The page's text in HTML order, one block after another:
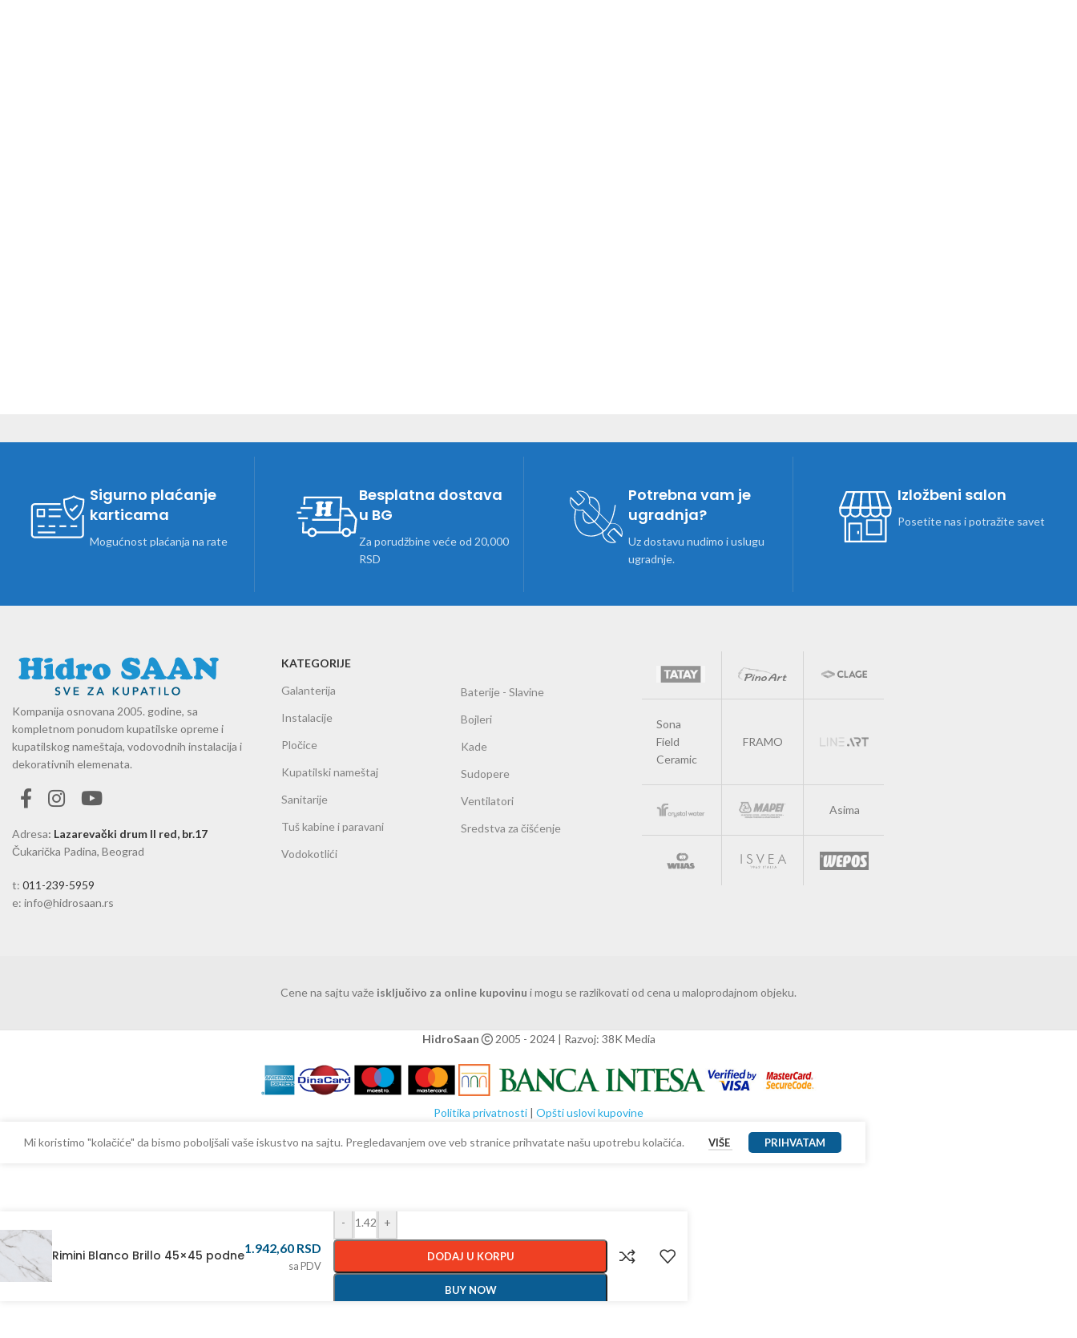
Sigurno plaćanje
karticama
Mogućnost plaćanja na rate
Besplatna dostava
u BG
Za porudžbine veće od 20,000
RSD
Potrebna vam je
ugradnja?
Uz dostavu nudimo i uslugu
ugradnje.
Izložbeni salon
Posetite nas i potražite savet
Kompanija osnovana 2005. godine, sa
kompletnom ponudom kupatilske opreme i
kupatilskog nameštaja, vodovodnih instalacija i
dekorativnih elemenata.
Adresa: Lazarevački drum II red, br.17
Čukarička Padina, Beograd
t: 011-239-5959
e: info@hidrosaan.rs
KATEGORIJE
Galanterija
Instalacije
Pločice
Kupatilski nameštaj
Sanitarije
Tuš kabine i paravani
Vodokotlići
Baterije - Slavine
Bojleri
Kade
Sudopere
Ventilatori
Sredstva za čišćenje
Sona
Field
Ceramic
FRAMO
Asima
Cene na sajtu važe isključivo za online kupovinu i mogu se razlikovati od cena u maloprodajnom objeku.
HidroSaan 2005 - 2024 | Razvoj: 38K Media
Politika privatnosti | Opšti uslovi kupovine
Mi koristimo "kolačiće" da bismo poboljšali vaše iskustvo na sajtu. Pregledavanjem ove veb stranice prihvatate našu upotrebu kolačića. VIŠE PRIHVATAM
Rimini Blanco Brillo 45×45 podne1.942,60 RSD
sa PDV
- +
DODAJ U KORPU
BUY NOW